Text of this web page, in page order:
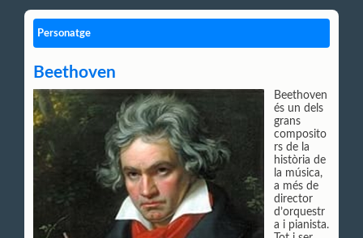
Personatge
Beethoven
Beethoven
és un dels
grans
composito
rs de la
història de
la música,
a més de
director
d’orquestr
a i pianista.